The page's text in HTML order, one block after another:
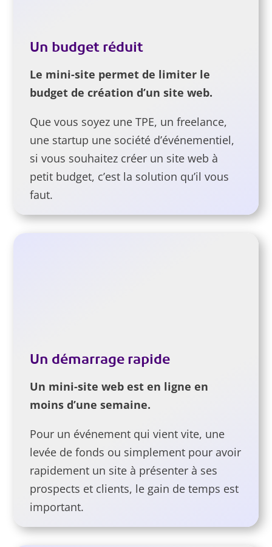
Un budget réduit
Le mini-site permet de limiter le
budget de création d’un site web.
Que vous soyez une TPE, un freelance,
une startup une société d’événementiel,
si vous souhaitez créer un site web à
petit budget, c’est la solution qu’il vous
faut.
Un démarrage rapide
Un mini-site web est en ligne en
moins d’une semaine.
Pour un événement qui vient vite, une
levée de fonds ou simplement pour avoir
rapidement un site à présenter à ses
prospects et clients, le gain de temps est
important.